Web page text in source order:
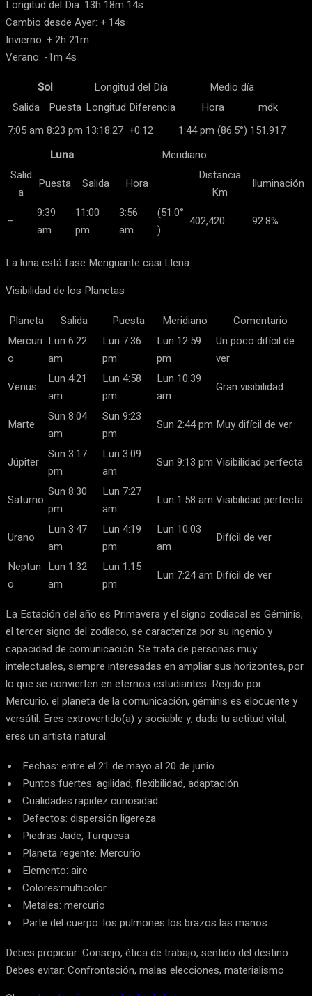
Longitud del Dia: 13h 18m 14s
Cambio desde Ayer: + 14s
Invierno: + 2h 21m
Verano: -1m 4s
Sol
Longitud del Día
Medio día
Salida
Puesta Longitud Diferencia Hora
mdk
7:05 am 8:23 pm 13:18:27 +0:12 1:44 pm (86.5°) 151.917
Luna
Meridiano
Salid
a
Puesta Salida Hora
Distancia
Km
Iluminación
–
9:39
am
11:00
pm
3:56
am
(51.0°
)
402,420 92.8%
La luna está fase Menguante casi Llena
Visibilidad de los Planetas
Planeta
Salida Puesta Meridiano
Comentario
Mercuri
o
Lun 6:22
am
Lun 7:36
pm
Lun 12:59
pm
Un poco difícil de
ver
Venus
Lun 4:21
am
Lun 4:58
pm
Lun 10:39
am
Gran visibilidad
Marte
Sun 8:04
am
Sun 9:23
pm
Sun 2:44 pm Muy difícil de ver
Júpiter
Sun 3:17
pm
Lun 3:09
am
Sun 9:13 pm Visibilidad perfecta
Saturno
Sun 8:30
pm
Lun 7:27
am
Lun 1:58 am Visibilidad perfecta
Urano
Lun 3:47
am
Lun 4:19
pm
Lun 10:03
am
Difícil de ver
Neptun
o
Lun 1:32
am
Lun 1:15
pm
Lun 7:24 am Difícil de ver
La Estación del año es Primavera y el signo zodiacal es Géminis,
el tercer signo del zodíaco, se caracteriza por su ingenio y
capacidad de comunicación. Se trata de personas muy
intelectuales, siempre interesadas en ampliar sus horizontes, por
lo que se convierten en eternos estudiantes. Regido por
Mercurio, el planeta de la comunicación, géminis es elocuente y
versátil. Eres extrovertido(a) y sociable y, dada tu actitud vital,
eres un artista natural.
Fechas: entre el 21 de mayo al 20 de junio
Puntos fuertes: agilidad, flexibilidad, adaptación
Cualidades:rapidez curiosidad
Defectos: dispersión ligereza
Piedras:Jade, Turquesa
Planeta regente: Mercurio
Elemento: aire
Colores:multicolor
Metales: mercurio
Parte del cuerpo: los pulmones los brazos las manos
Debes propiciar: Consejo, ética de trabajo, sentido del destino
Debes evitar: Confrontación, malas elecciones, materialismo